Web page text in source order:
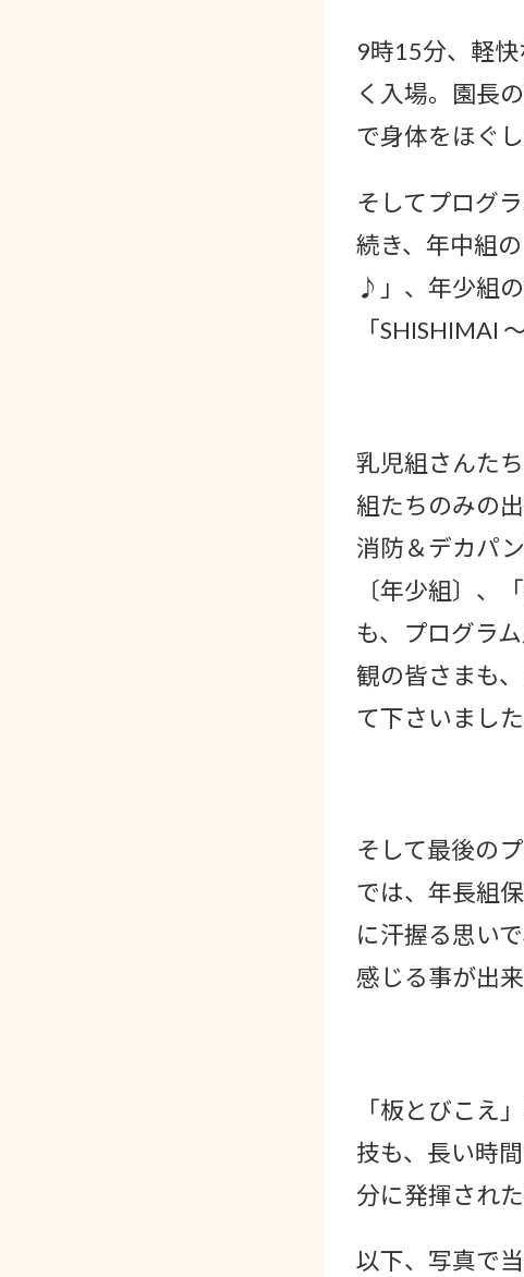
9時15分、軽
く入場。園長
で身体をほぐし
そしてプログ
続き、年中組
♪」、年少組
「SHISHIMAI
乳児組さんた
組たちのみの
消防＆デカパ
〔年少組〕、
も、プログラ
観の皆さまも
て下さいました
そして最後の
では、年長組
に汗握る思い
感じる事が出来
「板とびこえ
技も、長い時
分に発揮され
以下、写真で